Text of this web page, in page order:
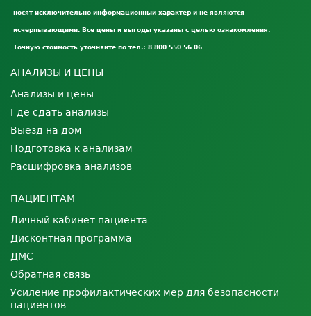
носят исключительно информационный характер и не являются
исчерпывающими. Все цены и выгоды указаны с целью ознакомления.
Точную стоимость уточняйте по тел.: 8 800 550 56 06
АНАЛИЗЫ И ЦЕНЫ
Анализы и цены
Где сдать анализы
Выезд на дом
Подготовка к анализам
Расшифровка анализов
ПАЦИЕНТАМ
Личный кабинет пациента
Дисконтная программа
ДМС
Обратная связь
Усиление профилактических мер для безопасности
пациентов